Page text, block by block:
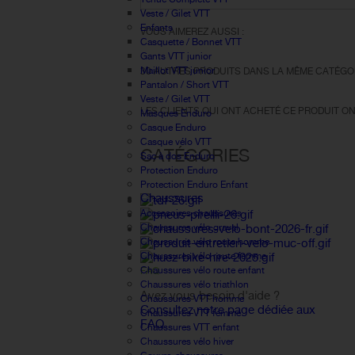
Veste / Gilet VTT
Enfants
Casquette / Bonnet VTT
Gants VTT junior
Maillot VTT junior
Pantalon / Short VTT
Veste / Gilet VTT
Masques Enduro
Casque Enduro
Casque vélo VTT
Sac à dos Enduro
Protection Enduro
Protection Enduro Enfant
Chaussures
Accessoires chaussures
Chaussures vélo gravel
Chaussures vélo route homme
Chaussures vélo route femme
Chaussures vélo route enfant
Chaussures vélo triathlon
Chaussures VTT homme
Chaussures VTT femme
Chaussures VTT enfant
Chaussures vélo hiver
VOUS AIMEREZ AUSSI :
30 AUTRES PRODUITS DANS LA MÊME
LES CLIENTS QUI ONT ACHETÉ CE PRODUIT
CATÉGORIES
FAQ
Avez vous besoin d'aide ?
Consultez notre page dédiée aux
FAQ.